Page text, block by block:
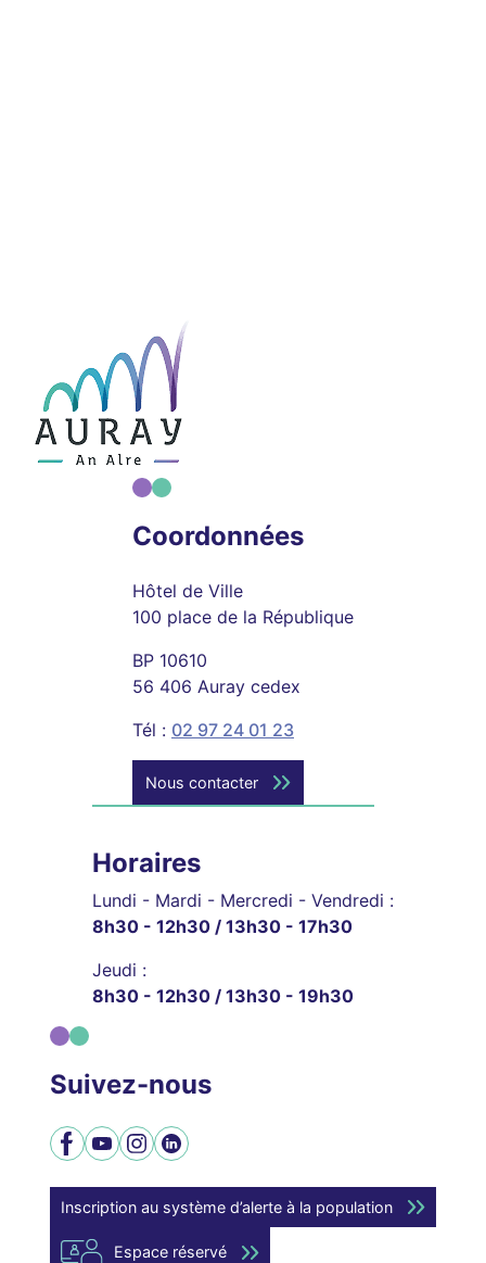
Coordonnées
Hôtel de Ville
100 place de la République
BP 10610
56 406 Auray cedex
Tél : 02 97 24 01 23
Nous contacter
Horaires
Lundi - Mardi - Mercredi - Vendredi :
8h30 - 12h30 / 13h30 - 17h30
Jeudi :
8h30 - 12h30 / 13h30 - 19h30
Suivez-nous
Facebook
YouTubeInstagram
LinkedIn
Inscription au système d’alerte à la population
Espace réservé